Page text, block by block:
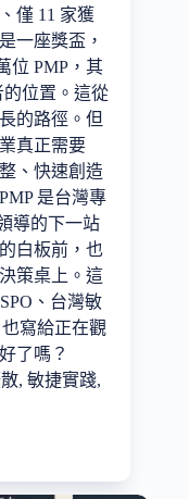
僅 11 家獲
一座獎盃，
位 PMP，其
的位置。這從
的路徑。但
真正需要
、快速創造
是台灣專
導的下一站
白板前，也
策桌上。這
、台灣敏
寫給正在觀
了嗎？
, 敏捷實踐,